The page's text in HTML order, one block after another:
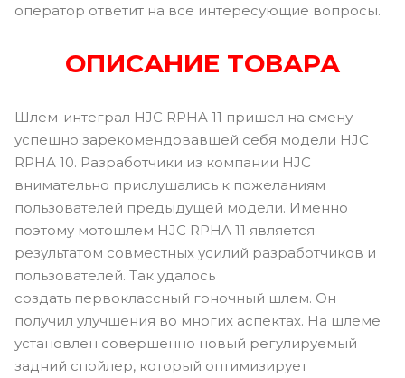
оператор ответит на все интересующие вопросы.
ОПИСАНИЕ ТОВАРА
Шлем-интеграл HJC RPHA 11 пришел на смену
успешно зарекомендовавшей себя модели HJC
RPHA 10. Разработчики из компании HJC
внимательно прислушались к пожеланиям
пользователей предыдущей модели. Именно
поэтому мотошлем HJC RPHA 11 является
результатом совместных усилий разработчиков и
пользователей. Так удалось
создать первоклассный гоночный шлем. Он
получил улучшения во многих аспектах. На шлеме
установлен совершенно новый регулируемый
задний спойлер, который оптимизирует